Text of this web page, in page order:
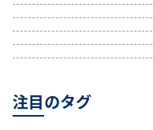
注目のタグ